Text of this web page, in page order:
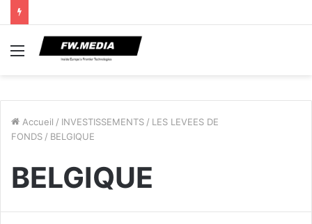
Menu
Accueil / INVESTISSEMENTS / LES LEVEES DE
FONDS / BELGIQUE
BELGIQUE